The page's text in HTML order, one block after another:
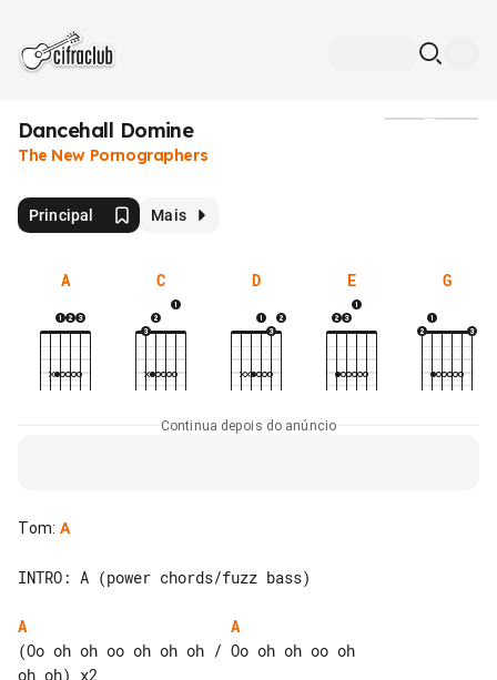
Dancehall Domine
The New Pornographers
Principal Mais
A C D E G
Continua depois do anúncio
Tom: A
INTRO: A (power chords/fuzz bass)
A
A
(Oo oh oh oo oh oh oh / Oo oh oh oo oh